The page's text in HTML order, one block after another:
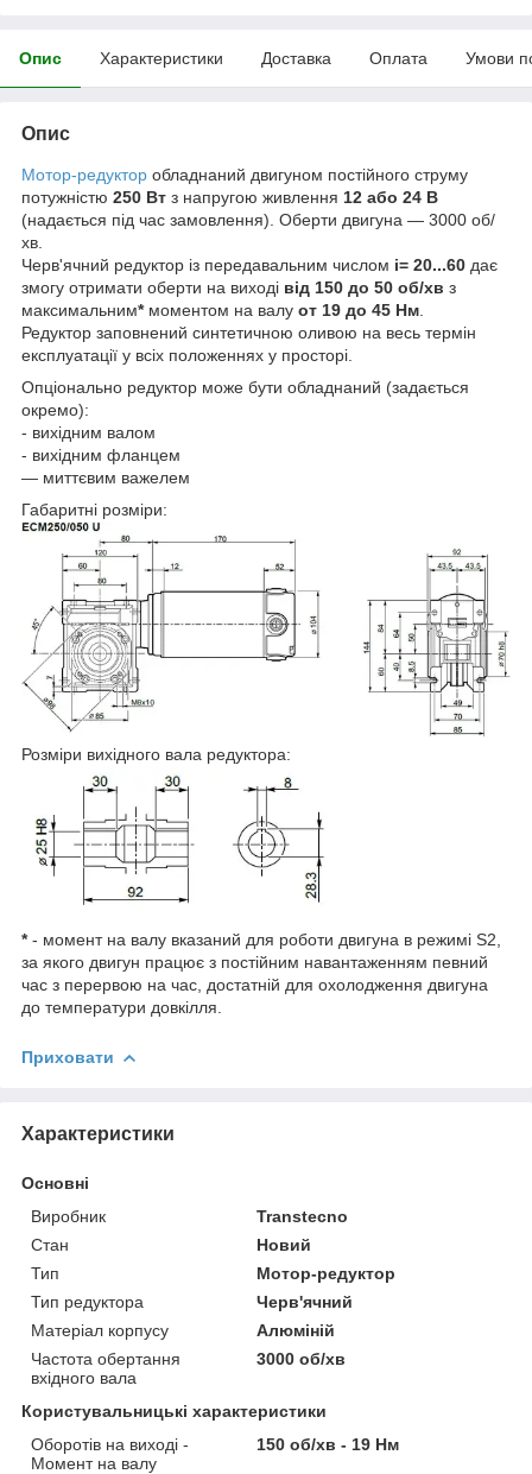
Опис Характеристики Доставка Оплата Умови
Опис
Мотор-редуктор обладнаний двигуном постійного струму
потужністю 250 Вт з напругою живлення 12 або 24 В
(надається під час замовлення). Оберти двигуна — 3000 об/
хв.
Черв'ячний редуктор із передавальним числом i= 20...60 дає
змогу отримати оберти на виході від 150 до 50 об/хв з
максимальним*моментом на валу от 19 до 45 Нм
Редуктор заповнений синтетичною оливою на весь термін
експлуатації у всіх положеннях у просторі.
Опціонально редуктор може бути обладнаний (задається
окремо):
- вихідним валом
- вихідним фланцем
— миттєвим важелем
Габаритні розміри:
Розміри вихідного вала редуктора:
*- момент на валу вказаний для роботи двигуна в режимі S2,
за якого двигун працює з постійним навантаженням певний
час з перервою на час, достатній для охолодження двигуна
до температури довкілля.
Приховати
Характеристики
Основні
Виробник
Transtecno
Стан
Новий
Тип
Мотор-редуктор
Тип редуктора
Черв'ячний
Матеріал корпусу
Алюміній
Частота обертання
вхідного вала
3000 об/хв
Користувальницькі характеристики
Оборотів на виході -
Момент на валу
150 об/хв - 19 Нм